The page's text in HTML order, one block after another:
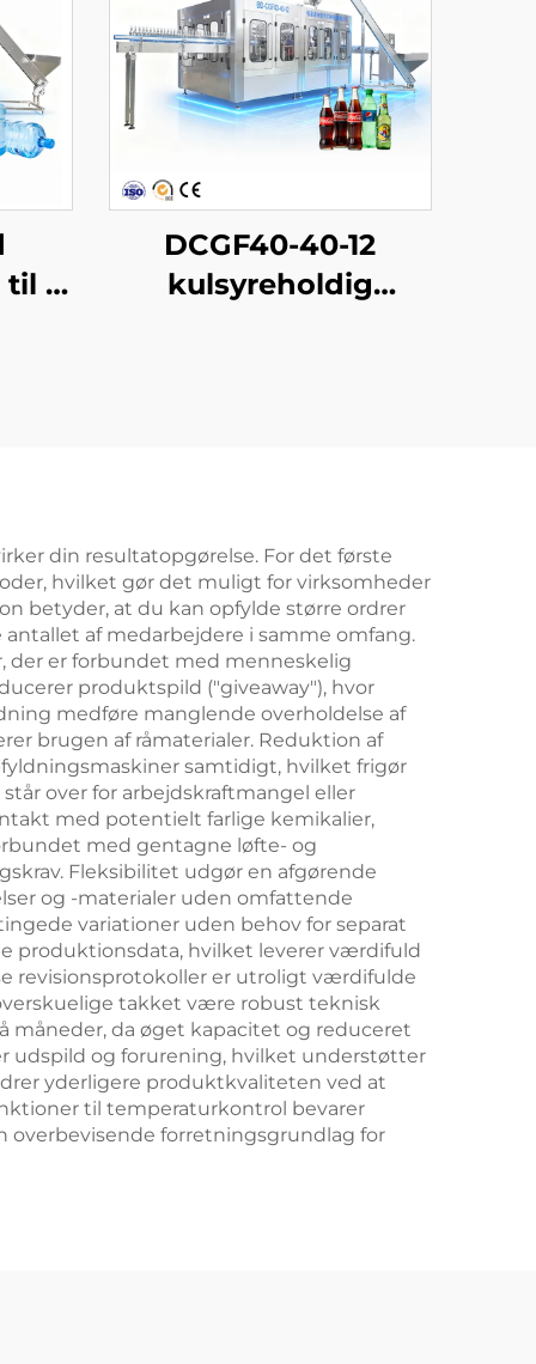
3-
DCGF40-40-12
kulsyreholdig
din resultatopgørelse. For det første
hvilket gør det muligt for virksomheder
betyder, at du kan opfylde større ordrer
af medarbejdere i samme omfang.
der er forbundet med menneskelig
produktspild ("giveaway"), hvor
medføre manglende overholdelse af
brugen af råmaterialer. Reduktion af
samtidigt, hvilket frigør
over for arbejdskraftmangel eller
med potentielt farlige kemikalier,
med gentagne løfte- og
Fleksibilitet udgør en afgørende
og -materialer uden omfattende
variationer uden behov for separat
produktionsdata, hvilket leverer værdifuld
revisionsprotokoller er utroligt værdifulde
takket være robust teknisk
måneder, da øget kapacitet og reduceret
udspild og forurening, hvilket understøtter
yderligere produktkvaliteten ved at
til temperaturkontrol bevarer
overbevisende forretningsgrundlag for